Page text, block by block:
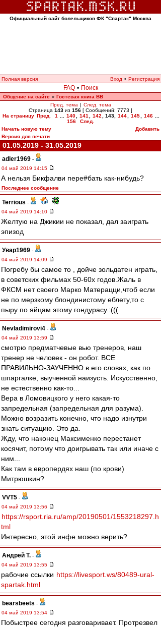
Официальный сайт болельщиков ФК "Спартак" Москва
Полная версия Вход • Регистрация
FAQ • Поиск
Общение на сайте » Гостевая книга ВВ
Пред. тема | След. тема
Страница 143 из 156 [ Сообщений: 7773 ]
На страницу Пред. 1 140 141 142 143, 144 145 146
156
След.
Начать новую тему
Добавить
Версия для печати
01.05.2019 - 31.05.2019
adler1969 -
04 май 2019 14:15
А нельзя Бикфалви пере#бать как-нибудь?
Последнее сообщение
Terrious -
04 май 2019 14:10
Желтую на Джикии не показал, дал заиграть
эпизод
Увар1969 -
04 май 2019 14:09
Погребу бы самое то , дойче зольдатен играть,
в советских фильмах 50-60х годов.Жаль в
ФКСМ нет своего Марко Матерацци,чтоб если
не по мерзкому блондинистому еблету,то с
пыру по яйцам этому гондурасу.:(((
Nevladimirovi4 -
04 май 2019 13:59
смотрю предматчевые вью тренеров, наш
тренер не человек - он робот. ВСЕ
ПРАВИЛЬНО-ЗАУЧЕННО в его словах, как по
шпаргалке, выученной наизусть. Искусственно,
не естественно как-то...
Вера в Ломовицкого у него какая-то
запредельная (запредельная для разума).
Можно возразить конечно, что надо изнутри
знать ситуацию. Это да.
Жду, что наконец Максименко перестанет
косячит, потому что доигрывать так или иначе с
ним...
Как там в европердях наш (по крови)
Митрюшкин?
VVT5 -
04 май 2019 13:56
https://rsport.ria.ru/amp/20190501/1553218297.h
tml
Интересно, этой инфе можно верить?
Андрей Т. -
04 май 2019 13:55
рабочие ссылки https://livesport.ws/80489-ural-
spartak.html
bearsbeets -
04 май 2019 13:54
Побыстрее сегодня разговаривает. Протрезвел